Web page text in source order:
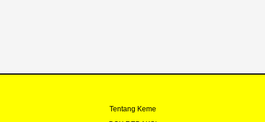
Tentang Keme